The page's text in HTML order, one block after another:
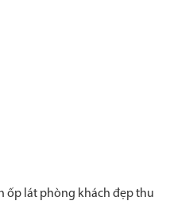
ốp lát phòng khách đẹp thu